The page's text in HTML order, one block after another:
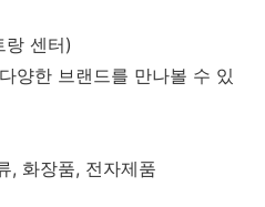
센터)
양한 브랜드를 만나볼 수 있
, 화장품, 전자제품